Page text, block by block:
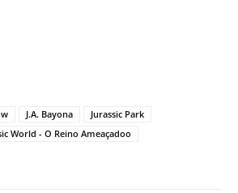
J.A. Bayona
Jurassic Park
World - O Reino Ameaçadoo